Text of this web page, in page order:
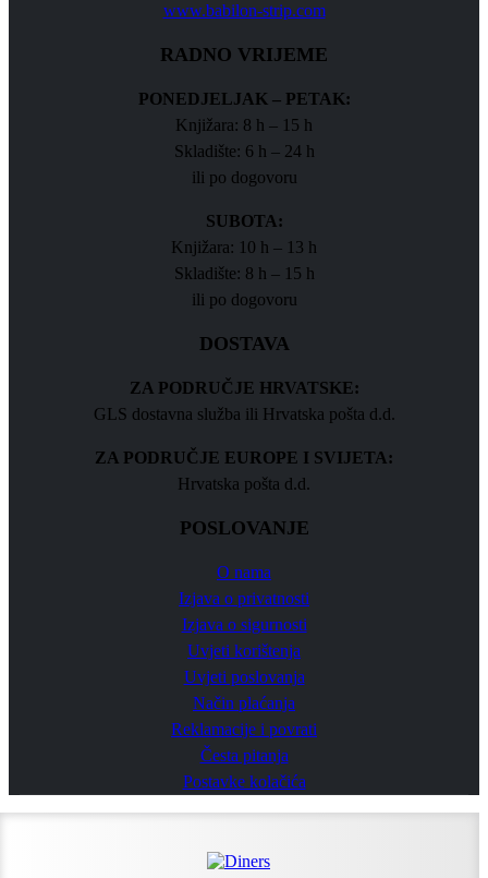
www.babilon-strip.com
RADNO VRIJEME
PONEDJELJAK – PETAK:
Knjižara: 8 h – 15 h
Skladište: 6 h – 24 h
ili po dogovoru
SUBOTA:
Knjižara: 10 h – 13 h
Skladište: 8 h – 15 h
ili po dogovoru
DOSTAVA
ZA PODRUČJE HRVATSKE:
GLS dostavna služba ili Hrvatska pošta d.d.
ZA PODRUČJE EUROPE I SVIJETA:
Hrvatska pošta d.d.
POSLOVANJE
O nama
Izjava o privatnosti
Izjava o sigurnosti
Uvjeti korištenja
Uvjeti poslovanja
Način plaćanja
Reklamacije i povrati
Česta pitanja
Postavke kolačića